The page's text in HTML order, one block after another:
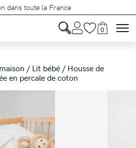
dans toute la France
0
/ Lit bébé / Housse de
en percale de coton